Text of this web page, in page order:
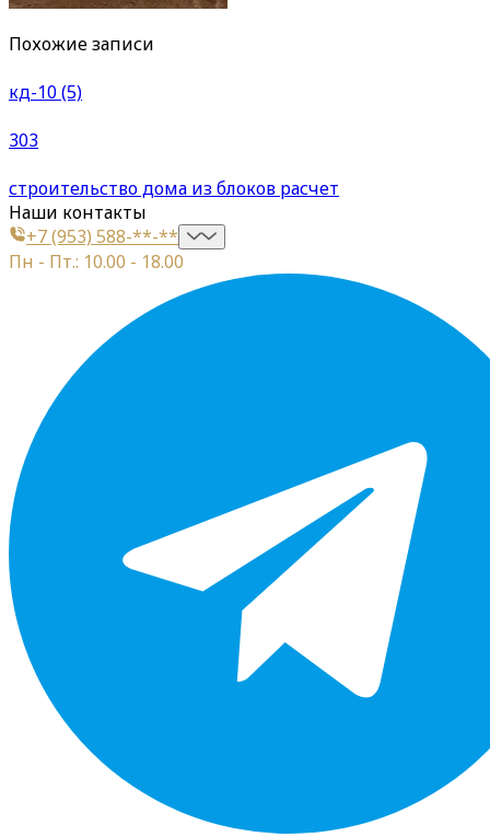
Похожие записи
кд-10 (5)
303
строительство дома из блоков расчет
Наши контакты
+7 (953) 588-**-**
Пн - Пт.: 10.00 - 18.00